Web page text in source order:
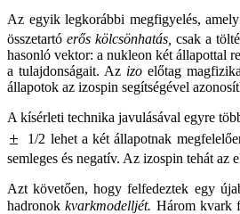
Az egyik legkorábbi megfigyelés,
összetartó erős kölcsönhatás, csak a
hasonló vektor: a nukleon két állapottal
a tulajdonságait. Az izo előtag
állapotok az izospin segítségével
A kísérleti technika javulásával egyre
1/2 lehet a két állapotnak
semleges és negatív. Az izospin tehát az
Azt követően, hogy felfedeztek egy
hadronokkvarkmodelljét. Három kvark